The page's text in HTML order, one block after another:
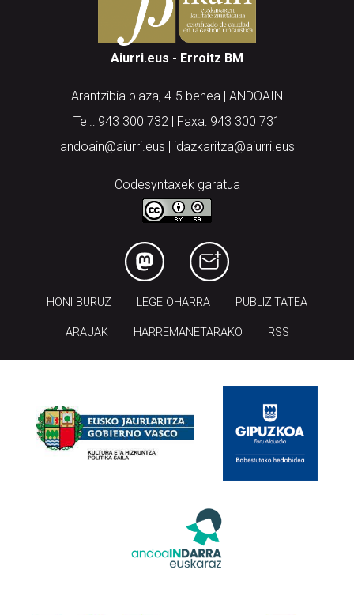
Aiurri.eus - Erroitz BM
Arantzibia plaza, 4-5 behea | ANDOAIN
Tel.: 943 300 732 | Faxa: 943 300 731
andoain@aiurri.eus | idazkaritza@aiurri.eus
Codesyntaxek garatua
HONI BURUZ LEGE OHARRA PUBLIZITATEA
ARAUAK HARREMANETARAKO RSS